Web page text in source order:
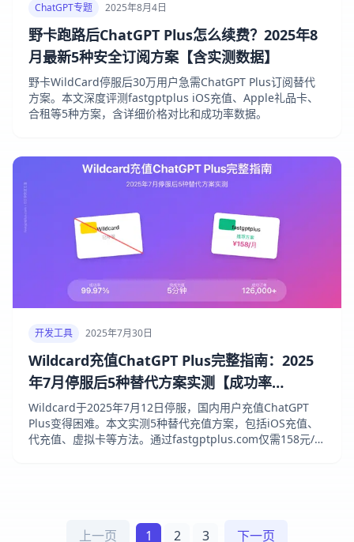
ChatGPT专题 2025年8月4日
野卡跑路后ChatGPT Plus怎么续费？2025年8
月最新5种安全订阅方案【含实测数据】
野卡WildCard停服后30万用户急需ChatGPT Plus订阅替代
方案。本文深度评测fastgptplus iOS充值、Apple礼品卡、
合租等5种方案，含详细价格对比和成功率数据。
开发工具 2025年7月30日
Wildcard充值ChatGPT Plus完整指南：2025
年7月停服后5种替代方案实测【成功率
99.97%】
Wildcard于2025年7月12日停服，国内用户充值ChatGPT
Plus变得困难。本文实测5种替代充值方案，包括iOS充值、
代充值、虚拟卡等方法。通过fastgptplus.com仅需158元/
上一页 1 2 3 下一页